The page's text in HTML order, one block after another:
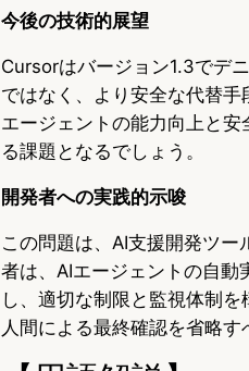
今後の技術的展望
Cursorはバージョン1.3でデ
ではなく、より安全な代替
エージェントの能力向上と
る課題となるでしょう。
開発者への実践的示唆
この問題は、AI支援開発ツ
者は、AIエージェントの自
し、適切な制限と監視体制
人間による最終確認を省略す